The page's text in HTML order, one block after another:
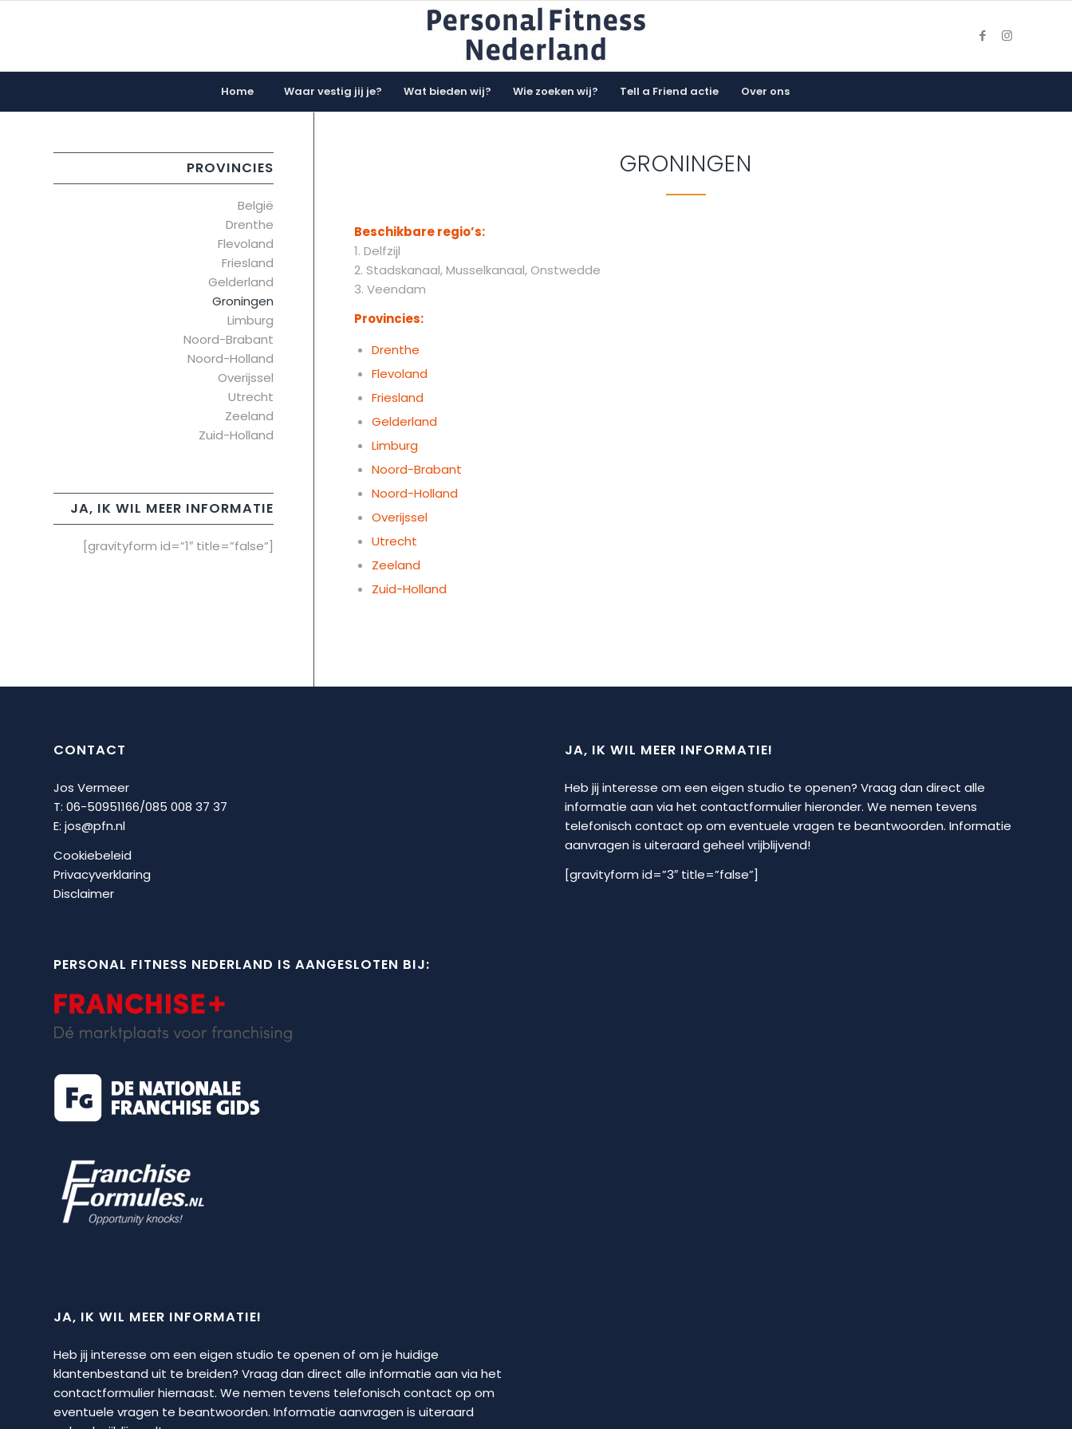
Home Waar vestig jij je? Wat bieden wij? Wie zoeken wij? Tell a Friend actie Over ons
GRONINGEN
Beschikbare regio’s:
1. Delfzijl
2. Stadskanaal, Musselkanaal, Onstwedde
3. Veendam
Provincies:
Drenthe
Flevoland
Friesland
Gelderland
Limburg
Noord-Brabant
Noord-Holland
Overijssel
Utrecht
Zeeland
Zuid-Holland
PROVINCIES
België
Drenthe
Flevoland
Friesland
Gelderland
Groningen
Limburg
Noord-Brabant
Noord-Holland
Overijssel
Utrecht
Zeeland
Zuid-Holland
JA, IK WIL MEER INFORMATIE
[gravityform id=”1″ title=”false”]
CONTACT
Jos Vermeer
T: 06-50951166/085 008 37 37
E: jos@pfn.nl
Cookiebeleid
Privacyverklaring
Disclaimer
PERSONAL FITNESS NEDERLAND IS AANGESLOTEN BIJ:
JA, IK WIL MEER INFORMATIE!
Heb jij interesse om een eigen studio te openen of om je huidige
klantenbestand uit te breiden? Vraag dan direct alle informatie aan via het
contactformulier hiernaast. We nemen tevens telefonisch contact op om
eventuele vragen te beantwoorden. Informatie aanvragen is uiteraard
JA, IK WIL MEER INFORMATIE!
Heb jij interesse om een eigen studio te openen? Vraag dan direct alle
informatie aan via het contactformulier hieronder. We nemen tevens
telefonisch contact op om eventuele vragen te beantwoorden. Informatie
aanvragen is uiteraard geheel vrijblijvend!
[gravityform id=”3″ title=”false”]